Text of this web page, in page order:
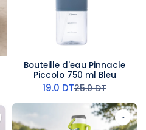
Bouteille d'eau Pinnacle
Piccolo 750 ml Bleu
19.0 DT25.0DT